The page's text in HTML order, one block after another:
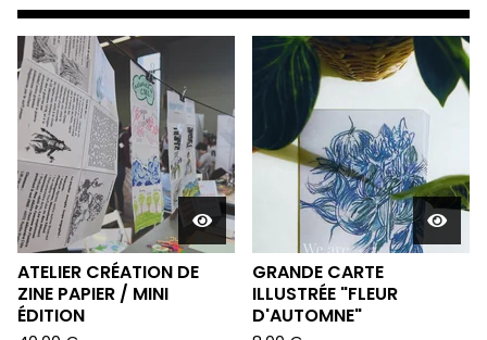
FEATURED
PRODUCTS
ATELIER CRÉATION DE
ZINE PAPIER / MINI
ÉDITION
GRANDE CARTE
ILLUSTRÉE "FLEUR
D'AUTOMNE"